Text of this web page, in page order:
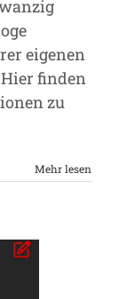
eigenen
finden
zu
Mehr lesen